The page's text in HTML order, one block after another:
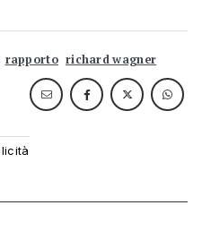
rapporto richard wagner